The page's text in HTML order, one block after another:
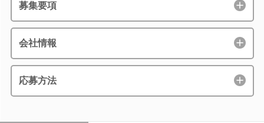
募集要項
会社情報
応募方法